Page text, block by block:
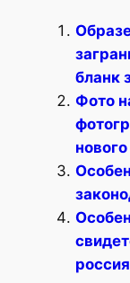
бланк
Фото